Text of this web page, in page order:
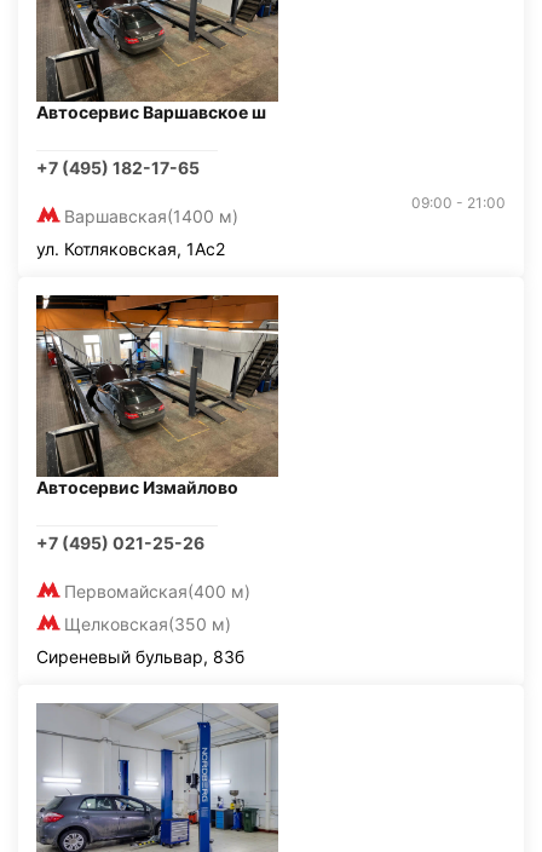
Автосервис Варшавское ш
+7 (495) 182-17-65
Варшавская(1400 м)
09:00 - 21:00
ул. Котляковская, 1Ас2
Автосервис Измайлово
+7 (495) 021-25-26
Первомайская(400 м)
Щелковская(350 м)
Сиреневый бульвар, 83б